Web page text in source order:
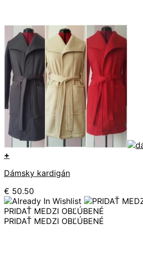
+
produkt
viacero
variantov.
Možnosti
si
Dámsky kardigán
€ 50.50
PRIDAŤ MEDZI OBĽÚBENÉ
PRIDAŤ MEDZI OBĽÚBENÉ